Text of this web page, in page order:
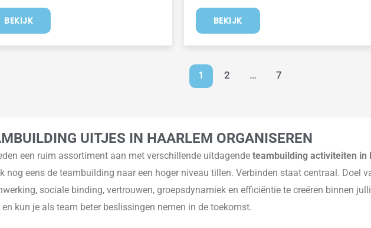
BEKIJK BEKIJK
1 2 … 7
UITJES IN HAARLEM ORGANISEREN
een ruim assortiment aan met verschillende uitdagende teambuilding activiteiten in
nog eens de teambuilding naar een hoger niveau tillen. Verbinden staat centraal. Doel
sociale binding, vertrouwen, groepsdynamiek en efficiëntie te creëren binnen
en kun je als team beter beslissingen nemen in de toekomst.